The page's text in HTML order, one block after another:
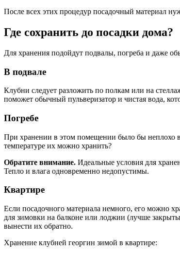
После всех этих процедур посадочный материал
Где сохранить до посадки дома?
Для хранения подойдут подвалы, погреба и даже
В подвале
Клубни следует разложить по полкам или на
поможет обычный пульверизатор и чистая вода,
Погребе
При хранении в этом помещении было бы неплохо
температуре их можно хранить?
Обратите внимание. Идеальные условия для
Тепло и влага одновременно недопустимы.
Квартире
Если посадочного материала немного, его можно
для зимовки на балконе или лоджии (лучше
вынести их обратно.
Хранение клубней георгин зимой в квартире: